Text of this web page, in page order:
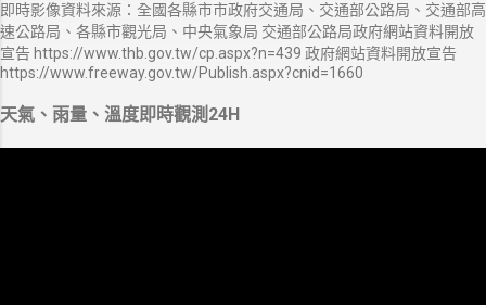
即時影像資料來源：全國各縣市市政府交通局、交通部公路局、交通部高
速公路局、各縣市觀光局、中央氣象局 交通部公路局政府網站資料開放
宣告 https://www.thb.gov.tw/cp.aspx?n=439 政府網站資料開放宣告
https://www.freeway.gov.tw/Publish.aspx?cnid=1660
天氣、雨量、溫度即時觀測24H